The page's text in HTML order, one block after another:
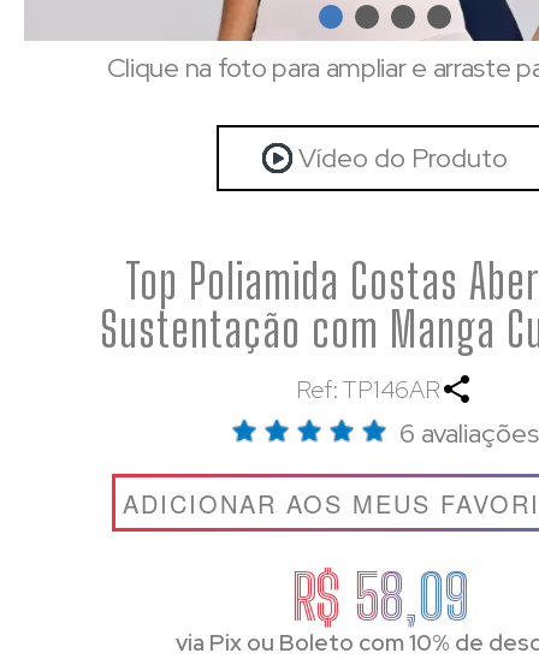
Clique na foto para ampliar e arraste
Vídeo do Produto
Top Poliamida Costas
Sustentação com Manga
Ref: TP146AR
6 avaliações
ADICIONAR AOS MEUS
R$ 58,09
via Pix ou Boleto com 10% de